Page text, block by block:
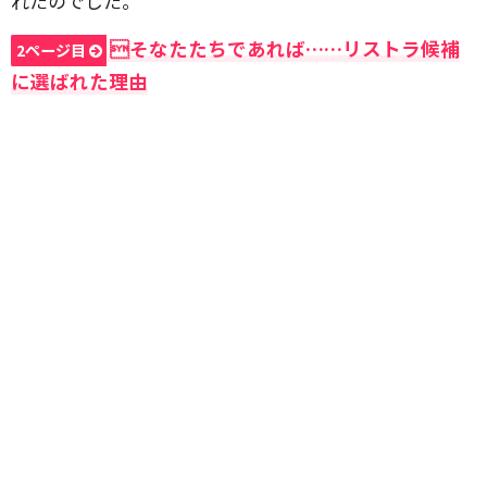
2ページ目
そなたたちであれば……リストラ候補
に選ばれた理由